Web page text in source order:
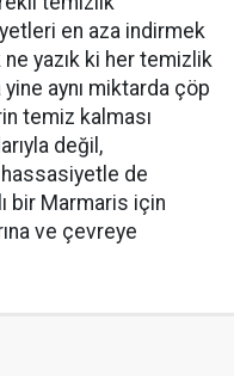
en aza indirmek
ne yazık ki her temizlik
yine aynı miktarda çöp
temiz kalması
değil,
hassasiyetle de
bir Marmaris için
ve çevreye